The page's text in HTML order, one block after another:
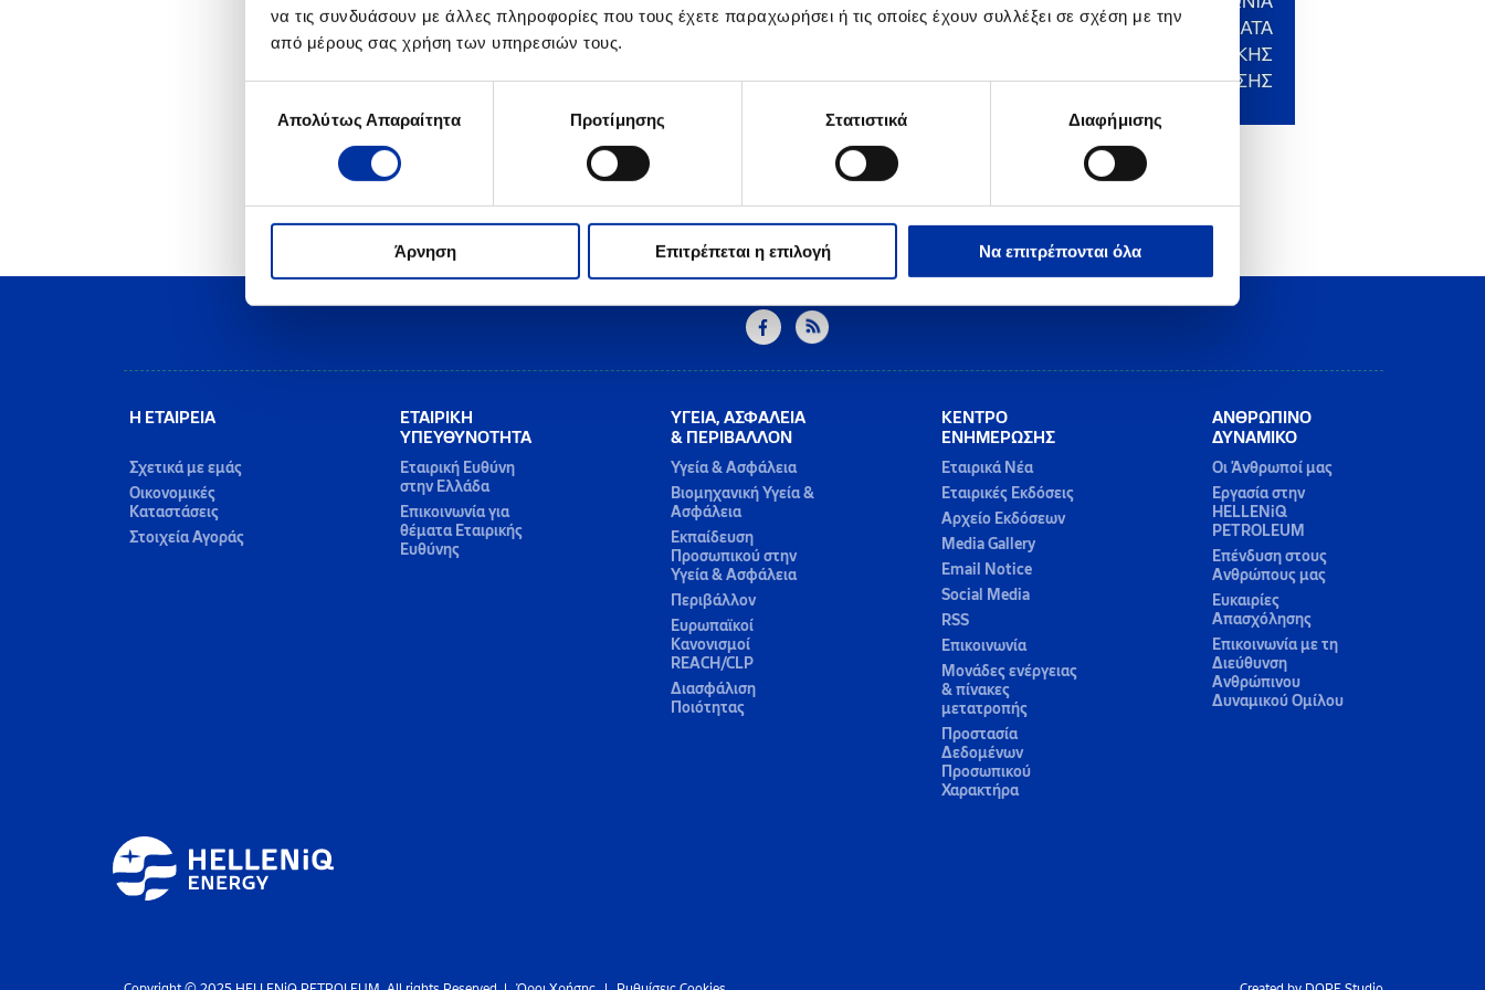
να τις συνδυάσουν με άλλες πληροφορίες που τους έχετε παραχωρήσει ή τις οποίες έχουν συλλέξει σε σχέση με την
από μέρους σας χρήση των υπηρεσιών τους.
συγκατάθεσης
Απολύτως Απαραίτητα Προτίμησης Στατιστικά Διαφήμισης
Άρνηση Επιτρέπεται η επιλογή Να επιτρέπονται όλα
Η ΕΤΑΙΡΕΙΑ
Σχετικά με εμάς
Οικονομικές
Καταστάσεις
Στοιχεία Αγοράς
ΕΤΑΙΡΙΚΗ
ΥΠΕΥΘΥΝΟΤΗΤΑ
Εταιρική Ευθύνη
στην Ελλάδα
Επικοινωνία για
θέματα Εταιρικής
Ευθύνης
ΥΓΕΙΑ, ΑΣΦΑΛΕΙΑ
& ΠΕΡΙΒΑΛΛΟΝ
Υγεία & Ασφάλεια
Βιομηχανική Υγεία &
Ασφάλεια
Εκπαίδευση
Προσωπικού στην
Υγεία & Ασφάλεια
Περιβάλλον
Ευρωπαϊκοί
Κανονισμοί
REACH/CLP
Διασφάλιση
Ποιότητας
ΚΕΝΤΡΟ
ΕΝΗΜΕΡΩΣΗΣ
Εταιρικά Νέα
Εταιρικές Εκδόσεις
Αρχείο Εκδόσεων
Media Gallery
Email Notice
Social Media
RSS
Επικοινωνία
Μονάδες ενέργειας
& πίνακες
μετατροπής
Προστασία
Δεδομένων
Προσωπικού
Χαρακτήρα
ΑΝΘΡΩΠΙΝΟ
ΔΥΝΑΜΙΚΟ
Οι Άνθρωποί μας
Εργασία στην
HELLENiQ
PETROLEUM
Επένδυση στους
Ανθρώπους μας
Ευκαιρίες
Απασχόλησης
Επικοινωνία με τη
Διεύθυνση
Ανθρώπινου
Δυναμικού Ομίλου